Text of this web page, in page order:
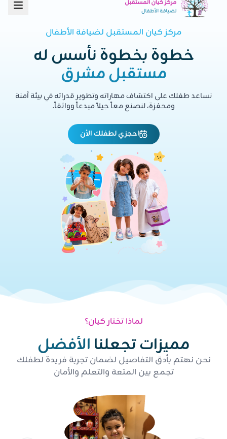
مركز كيان المستقبل لضيافة الأطفال
خطوة بخطوة نأسس له
مستقبل مشرق
نساعد طفلك على اكتشاف مهاراته وتطوير قدراته في بيئة آمنة
ومحفزة، لنصنع معاً جيلاً مبدعاً وواثقاً.
احجزي لطفلك الأن
لماذا تختار كيان؟
مميزات تجعلنا الأفضل
نحن نهتم بأدق التفاصيل لضمان تجربة فريدة لطفلك
تجمع بين المتعة والتعلم والأمان